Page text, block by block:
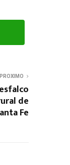
PROXIMO
de
Fe